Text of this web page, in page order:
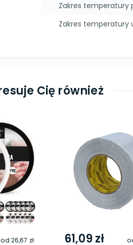
Zakres temperatury
Zakres temperatury
Cię również
od 26,67 zł 61,09 zł